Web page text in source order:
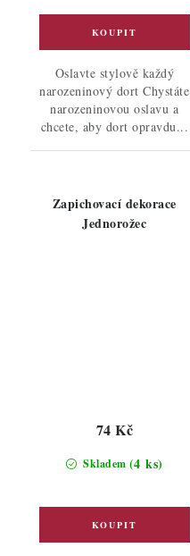
Oslavte stylově každý
narozeninový dort Chystáte
narozeninovou oslavu a
chcete, aby dort opravdu...
Zapichovací dekorace
Jednorožec
Skladem (4 ks)
74 Kč